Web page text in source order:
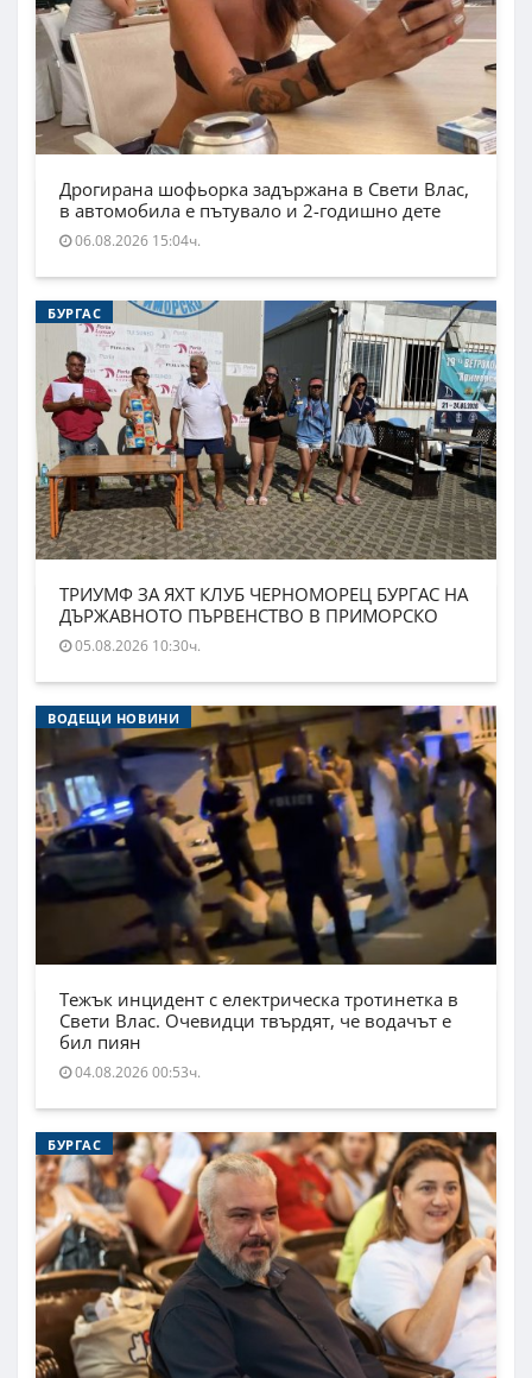
Дрогирана шофьорка задържана в Свети Влас,
в автомобила е пътувало и 2-годишно дете
06.08.2026 15:04ч.
БУРГАС
ТРИУМФ ЗА ЯХТ КЛУБ ЧЕРНОМОРЕЦ БУРГАС НА
ДЪРЖАВНОТО ПЪРВЕНСТВО В ПРИМОРСКО
05.08.2026 10:30ч.
ВОДЕЩИ НОВИНИ
Тежък инцидент с електрическа тротинетка в
Свети Влас. Очевидци твърдят, че водачът е
бил пиян
04.08.2026 00:53ч.
БУРГАС